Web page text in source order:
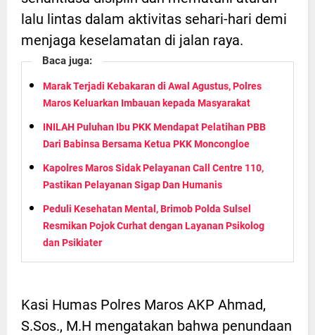
lalu lintas dalam aktivitas sehari-hari demi
menjaga keselamatan di jalan raya.
Baca juga:
Marak Terjadi Kebakaran di Awal Agustus, Polres
Maros Keluarkan Imbauan kepada Masyarakat
INILAH Puluhan Ibu PKK Mendapat Pelatihan PBB
Dari Babinsa Bersama Ketua PKK Moncongloe
Kapolres Maros Sidak Pelayanan Call Centre 110,
Pastikan Pelayanan Sigap Dan Humanis
Peduli Kesehatan Mental, Brimob Polda Sulsel
Resmikan Pojok Curhat dengan Layanan Psikolog
dan Psikiater
Kasi Humas Polres Maros AKP Ahmad,
S.Sos., M.H mengatakan bahwa penundaan